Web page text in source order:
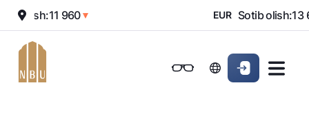
Sotish:11 960▼ EUR Sotib olish:13